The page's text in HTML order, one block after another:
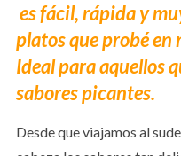
es fácil, rápida y
platos que probé
Ideal para aquellos
sabores picantes.
Desde que viajamos al